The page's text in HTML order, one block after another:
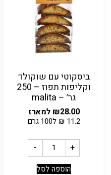
ביסקוטי עם שוקולד
וקליפות תפוז – 250
גר׳ – malita
₪28.00 למארז
11.2
₪ ל100 גרם
- +
הוספה לסל